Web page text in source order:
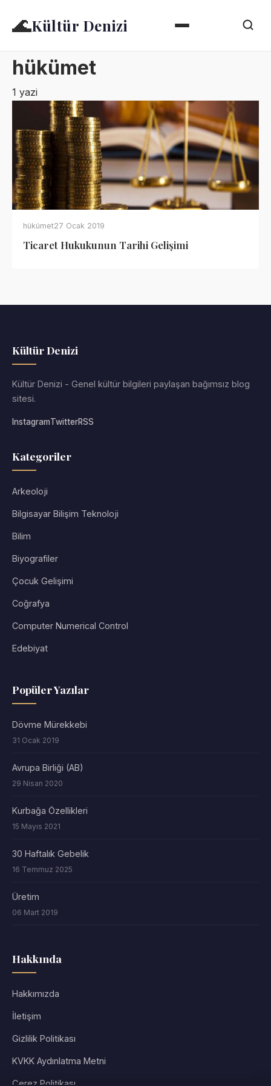
🌊Kültür Denizi
hükümet
1 yazi
hükümet27 Ocak 2019
Ticaret Hukukunun Tarihi Gelişimi
Kültür Denizi
Kültür Denizi - Genel kültür bilgileri paylaşan bağımsız blog
sitesi.
InstagramTwitterRSS
Kategoriler
Arkeoloji
Bilgisayar Bilişim Teknoloji
Bilim
Biyografiler
Çocuk Gelişimi
Coğrafya
Computer Numerical Control
Edebiyat
Popüler Yazılar
Dövme Mürekkebi
31 Ocak 2019
Avrupa Birliği (AB)
29 Nisan 2020
Kurbağa Özellikleri
15 Mayıs 2021
30 Haftalık Gebelik
16 Temmuz 2025
Üretim
06 Mart 2019
Hakkında
Hakkımızda
İletişim
Gizlilik Politikası
KVKK Aydınlatma Metni
Çerez Politikası